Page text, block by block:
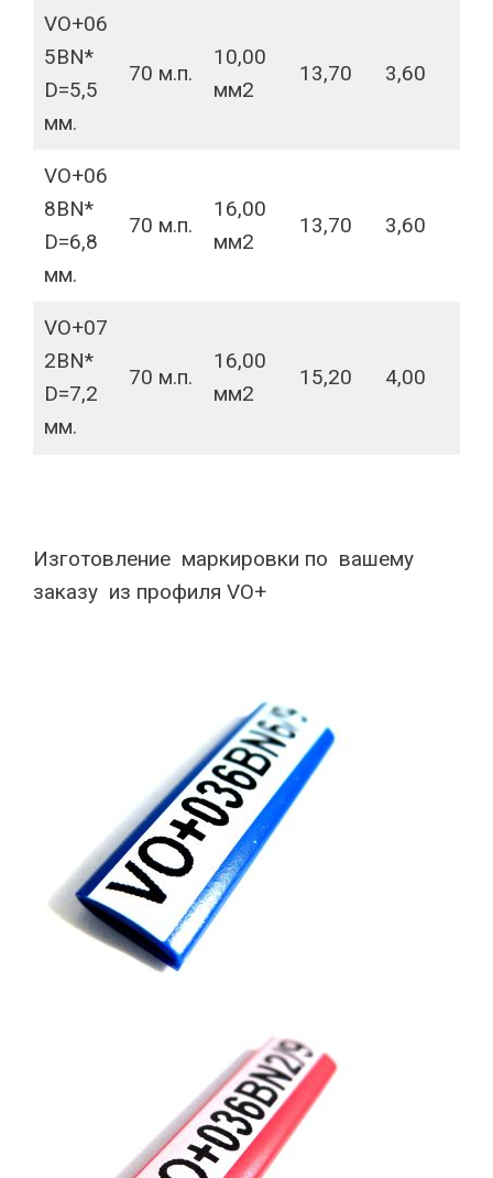
VO+06
5BN*
D=5,5
мм.
70 м.п.
10,00
мм2
13,70 3,60
VO+06
8BN*
D=6,8
мм.
70 м.п.
16,00
мм2
13,70 3,60
VO+07
2BN*
D=7,2
мм.
70 м.п.
16,00
мм2
15,20 4,00
Изготовление маркировки по вашему
заказу из профиля VO+